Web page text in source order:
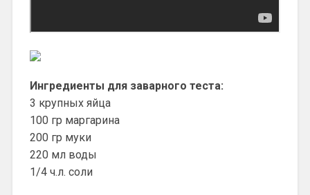
Ингредиенты для заварного теста:
3 крупных яйца
100 гр маргарина
200 гр муки
220 мл воды
1/4 ч.л. соли